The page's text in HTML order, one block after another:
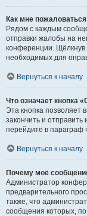
Как мне
Рядом с каждым
отправки жалобы на
конференции. Щёлкнув
необходимых для
Вернуться к началу
Что означает кнопка
Эта кнопка позволяет
закончить и
перейдите в параграф
Вернуться к началу
Почему моё
Администратор
предварительного
также, что
сообщения которых,